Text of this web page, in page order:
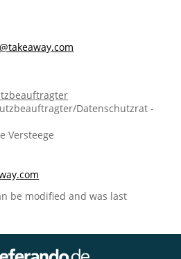
Datenschutzrat -
Versteege
be modified and was last